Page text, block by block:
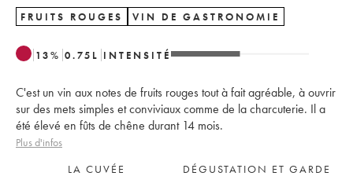
FRUITS ROUGES VIN DE GASTRONOMIE
13% 0.75 L INTENSITÉ
C'est un vin aux notes de fruits rouges tout à fait agréable, à ouvrir
sur des mets simples et conviviaux comme de la charcuterie. Il a
été élevé en fûts de chêne durant 14 mois.
Plus d'infos
LA CUVÉE
DÉGUSTATION ET GARDE